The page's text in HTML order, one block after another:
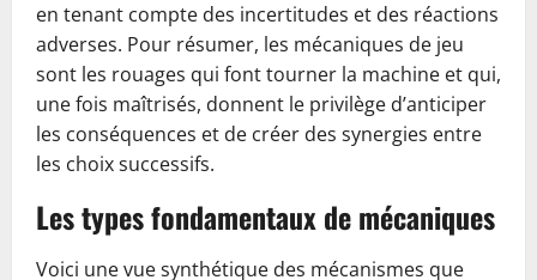
en tenant compte des incertitudes et des réactions
adverses. Pour résumer, les mécaniques de jeu
sont les rouages qui font tourner la machine et qui,
une fois maîtrisés, donnent le privilège d’anticiper
les conséquences et de créer des synergies entre
les choix successifs.
Les types fondamentaux de mécaniques
Voici une vue synthétique des mécanismes que